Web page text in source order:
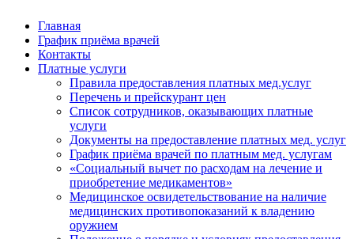
Главная
График приёма врачей
Контакты
Платные услуги
Правила предоставления платных мед.услуг
Перечень и прейскурант цен
Список сотрудников, оказывающих платные
услуги
Документы на предоставление платных мед. услуг
График приёма врачей по платным мед. услугам
«Социальный вычет по расходам на лечение и
приобретение медикаментов»
Медицинское освидетельствование на наличие
медицинских противопоказаний к владению
оружием